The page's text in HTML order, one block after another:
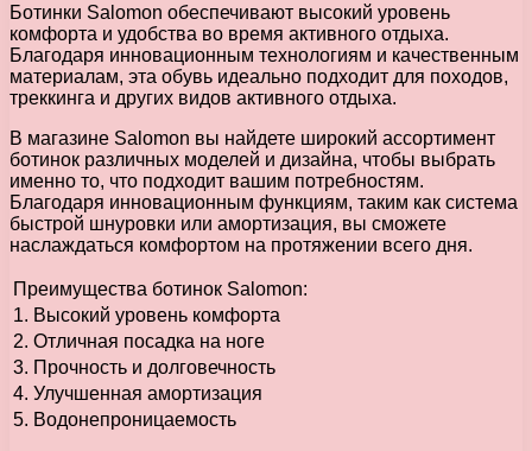
Ботинки Salomon обеспечивают высокий уровень
комфорта и удобства во время активного отдыха.
Благодаря инновационным технологиям и качественным
материалам, эта обувь идеально подходит для походов,
треккинга и других видов активного отдыха.
В магазине Salomon вы найдете широкий ассортимент
ботинок различных моделей и дизайна, чтобы выбрать
именно то, что подходит вашим потребностям.
Благодаря инновационным функциям, таким как система
быстрой шнуровки или амортизация, вы сможете
наслаждаться комфортом на протяжении всего дня.
Преимущества ботинок Salomon:
1. Высокий уровень комфорта
2. Отличная посадка на ноге
3. Прочность и долговечность
4. Улучшенная амортизация
5. Водонепроницаемость